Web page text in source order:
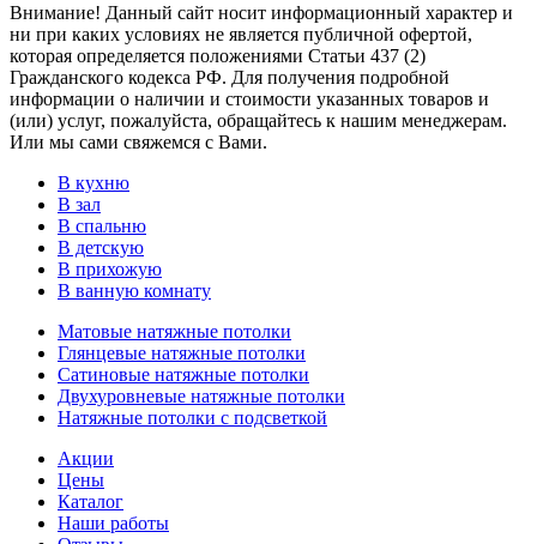
Внимание! Данный сайт носит информационный характер и
ни при каких условиях не является публичной офертой,
которая определяется положениями Статьи 437 (2)
Гражданского кодекса РФ. Для получения подробной
информации о наличии и стоимости указанных товаров и
(или) услуг, пожалуйста, обращайтесь к нашим менеджерам.
Или мы сами свяжемся с Вами.
В кухню
В зал
В спальню
В детскую
В прихожую
В ванную комнату
Матовые натяжные потолки
Глянцевые натяжные потолки
Сатиновые натяжные потолки
Двухуровневые натяжные потолки
Натяжные потолки с подсветкой
Акции
Цены
Каталог
Наши работы